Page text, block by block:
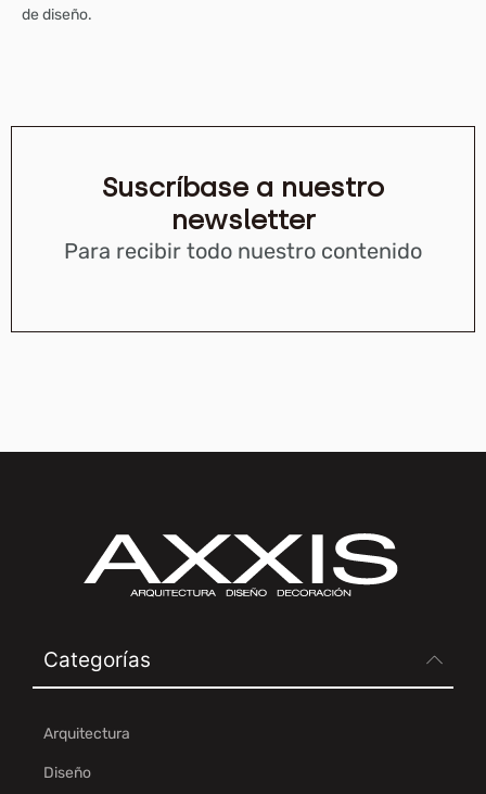
de diseño.
Suscríbase a nuestro
newsletter
Para recibir todo nuestro contenido
Categorías
Arquitectura
Diseño